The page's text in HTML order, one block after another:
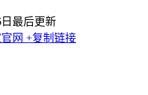
日最后更新
网 +复制链接